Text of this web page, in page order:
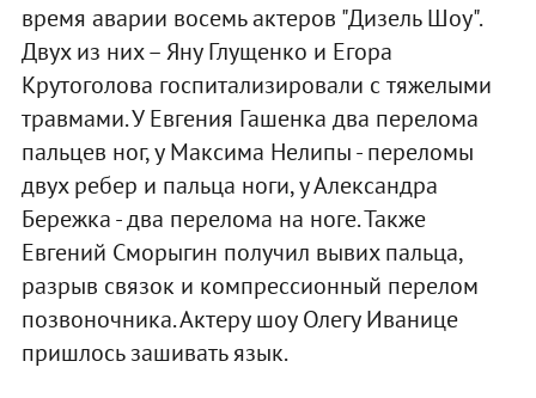
время аварии восемь актеров "Дизель Шоу".
Двух из них – Яну Глущенко и Егора
Крутоголова госпитализировали с тяжелыми
травмами. У Евгения Гашенка два перелома
пальцев ног, у Максима Нелипы - переломы
двух ребер и пальца ноги, у Александра
Бережка - два перелома на ноге. Также
Евгений Сморыгин получил вывих пальца,
разрыв связок и компрессионный перелом
позвоночника. Актеру шоу Олегу Иванице
пришлось зашивать язык.